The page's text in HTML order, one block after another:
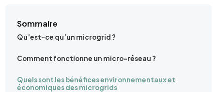
Sommaire
Qu’est-ce qu’un microgrid ?
Comment fonctionne un micro-réseau ?
Quels sont les bénéfices environnementaux et
économiques des microgrids